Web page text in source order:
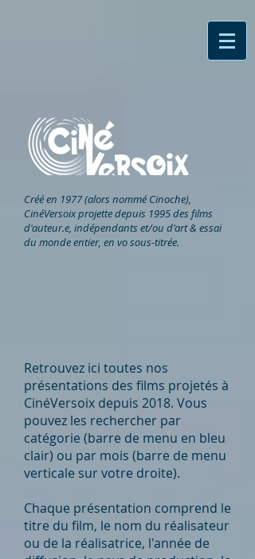
Créé en 1977 (alors nommé Cinoche),
CinéVersoixprojette depuis 1995 des films
d'auteur.e, indépendants et/ou d'art & essai
du monde entier, en vo sous-titrée.
Retrouvez ici toutes nos
présentations des films projetés à
CinéVersoix depuis 2018. Vous
pouvez les rechercher par
catégorie (barre de menu en bleu
clair) ou par mois (barre de menu
verticale sur votre droite).
Chaque présentation comprend le
titre du film, le nom du réalisateur
ou de la réalisatrice, l'année de